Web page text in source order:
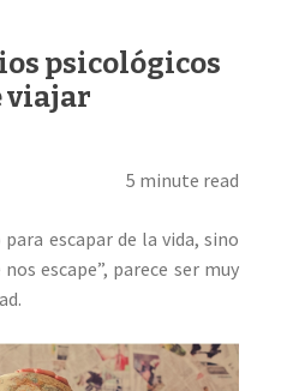
psicológicos
viajar
5 minute read
escapar de la vida, sino
escape”, parece ser muy